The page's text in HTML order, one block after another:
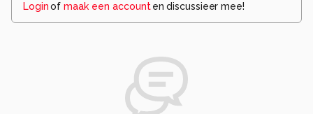
Loginof maak een account en discussieer mee!